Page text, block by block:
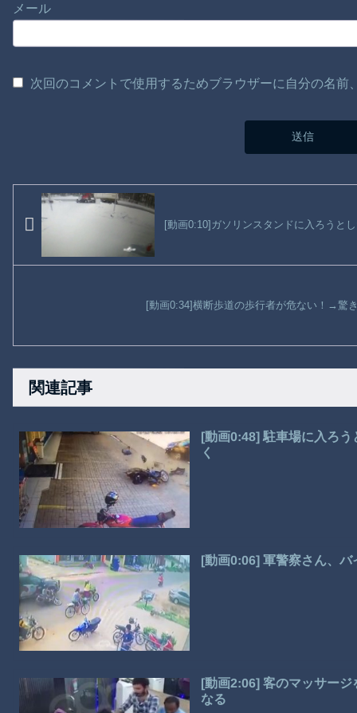
メール
次回のコメントで使用するためブラウザーに自分の名
[動画0:10]ガソリンスタンドに入ろうと
[動画0:34]横断歩道の歩行者が危ない！→驚
関連記事
[動画0:48] 駐車場に入ろ
く
[動画0:06] 軍警察さん、
[動画2:06] 客のマッサー
なる